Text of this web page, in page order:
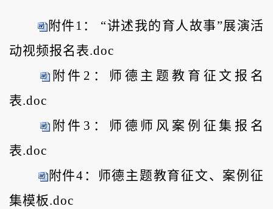
附件1： “讲述我的育人故事”展演活
动视频报名表.doc
附件2：师德主题教育征文报名
表.doc
附件3：师德师风案例征集报名
表.doc
附件4：师德主题教育征文、案例征
集模板.doc